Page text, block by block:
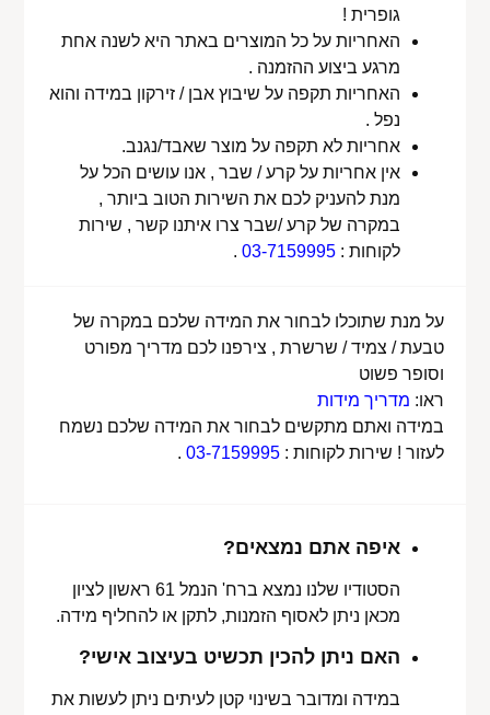
גופרית !
האחריות על כל המוצרים באתר היא לשנה אחת
מרגע ביצוע ההזמנה .
האחריות תקפה על שיבוץ אבן / זירקון במידה והוא
נפל .
אחריות לא תקפה על מוצר שאבד/נגנב.
אין אחריות על קרע / שבר , אנו עושים הכל על
מנת להעניק לכם את השירות הטוב ביותר ,
במקרה של קרע /שבר צרו איתנו קשר , שירות
לקוחות :03-7159995
.
על מנת שתוכלו לבחור את המידה שלכם במקרה של
טבעת / צמיד / שרשרת , צירפנו לכם מדריך מפורט
וסופר פשוט
ראו: מדריך מידות
במידה ואתם מתקשים לבחור את המידה שלכם נשמח
לעזור ! שירות לקוחות :03-7159995
.
איפה אתם נמצאים?
הסטודיו שלנו נמצא ברח' הנמל 61 ראשון לציון
מכאן ניתן לאסוף הזמנות, לתקן או להחליף מידה.
האם ניתן להכין תכשיט בעיצוב אישי?
במידה ומדובר בשינוי קטן לעיתים ניתן לעשות את